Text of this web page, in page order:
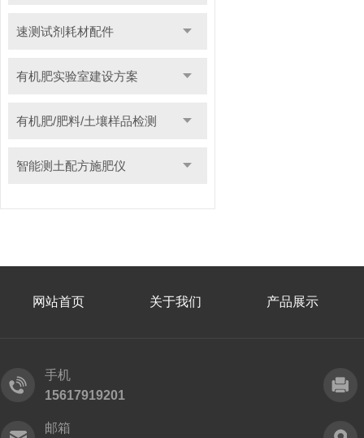
速测试剂耗材配件
有机肥实验室建设方案
有机肥/肥料/土壤样品检测
智能测土配方施肥仪
网站首页 关于我们 产品展示
手机
15617919201
邮箱